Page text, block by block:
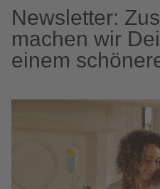
Newsletter:
machen wir
einem